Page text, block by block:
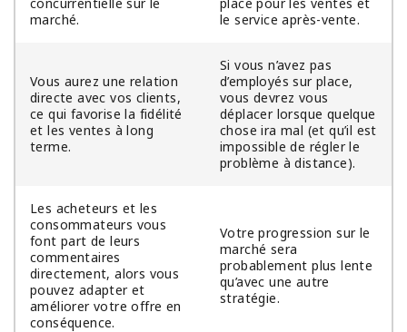
marché.
le service après-vente.
Vous aurez une relation
directe avec vos clients,
ce qui favorise la fidélité
et les ventes à long
terme.
Si vous n’avez pas
d’employés sur place,
vous devrez vous
déplacer lorsque quelque
chose ira mal (et qu’il est
impossible de régler le
problème à distance).
Les acheteurs et les
consommateurs vous
font part de leurs
commentaires
directement, alors vous
pouvez adapter et
améliorer votre offre en
conséquence.
Votre progression sur le
marché sera
probablement plus lente
qu’avec une autre
stratégie.